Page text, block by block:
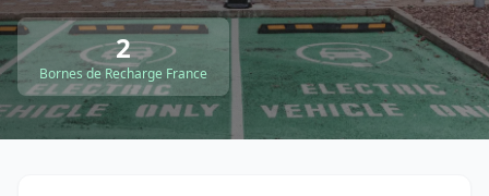
2
Bornes de Recharge France